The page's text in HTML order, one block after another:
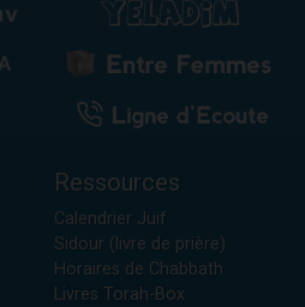
Ressources
Calendrier Juif
Sidour (livre de prière)
Horaires de Chabbath
Livres Torah-Box